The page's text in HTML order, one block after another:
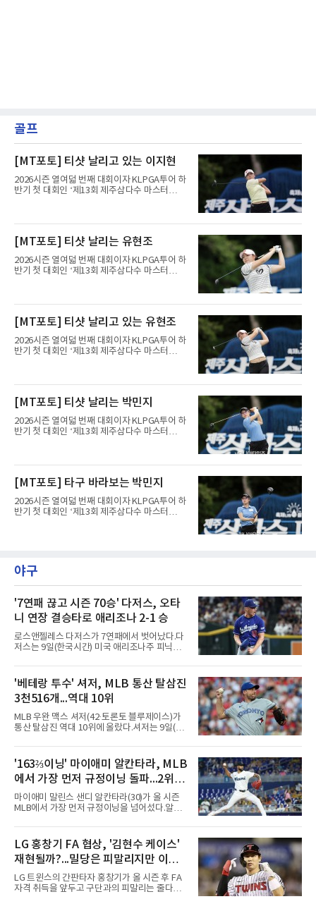
골프
[MT포토] 티샷 날리고 있는 이지현
2026시즌 열여덟 번째 대회이자 KLPGA투어 하
반기 첫 대회인 ‘제13회 제주삼다수 마스터
트(파72/6,767야드)에서 열리고 있다.9일 현재
최종라운드 경기가 펼쳐지고 있다.이지현이 1번
홀에서 경기하고 있다.
[MT포토] 티샷 날리는 유현조
2026시즌 열여덟 번째 대회이자 KLPGA투어 하
반기 첫 대회인 ‘제13회 제주삼다수 마스터
트(파72/6,767야드)에서 열리고 있다.9일 현재
최종라운드 경기가 펼쳐지고 있다.유현조가 1번
홀에서 경기하고 있다.
[MT포토] 티샷 날리고 있는 유현조
2026시즌 열여덟 번째 대회이자 KLPGA투어 하
반기 첫 대회인 ‘제13회 제주삼다수 마스터
트(파72/6,767야드)에서 열리고 있다.9일 현재
최종라운드 경기가 펼쳐지고 있다.유현조가 1번
홀에서 경기하고 있다.
[MT포토] 티샷 날리는 박민지
2026시즌 열여덟 번째 대회이자 KLPGA투어 하
반기 첫 대회인 ‘제13회 제주삼다수 마스터
트(파72/6,767야드)에서 열리고 있다.9일 현재
최종라운드 경기가 펼쳐지고 있다.박민지가 1번
홀에서 경기하고 있다.
[MT포토] 타구 바라보는 박민지
2026시즌 열여덟 번째 대회이자 KLPGA투어 하
반기 첫 대회인 ‘제13회 제주삼다수 마스터
홀에서 경기하고 있다.
야구
'7연패 끊고 시즌 70승' 다저스, 오타
니 연장 결승타로 애리조나 2-1 승
로스앤젤레스 다저스가 7연패에서 벗어났다.다
저스는 9일(한국시간) 미국 애리조나주 피닉스
아몬드백스전에서 2-1로 이겼다. 8회 카일 터커
의 솔로 홈런으로 앞섰으나 9회말 마무리 에드
윈 디아스가 헤랄도 페르도모와 코빈 캐럴에게
연속 3루타를 맞고 동점을 허용했다.수술과 재
활을 마치고 지난달 30일 복귀한 디아스는 전날
끝내기 역전 홈런에 이어 이틀 연속 무너졌다. 다
만 무사 3루를 실점 없이 넘겨 경기는 연장으로
이어가 1사 1, 3루에서 병살타를 유도했다.시즌
70승 47패가 된 다저스는 지구
'베테랑 투수' 셔저, MLB 통산 탈삼진
3천516개...역대 10위
MLB 우완 맥스 셔저(42·토론토 블루제이스)가
통산 탈삼진 역대 10위에 올랐다.셔저는 9일(한
서 열린 필라델피아 필리스와의 원정 경기에 선
발 등판해 5⅓이닝 4탈삼진을 기록, 통산 3천
516개를 쌓아 월터 존슨(3천515개)을 1개 차로
제쳤다.이 부문 1위는 놀런 라이언(5천714개)이
며 랜디 존슨(4천875개), 로저 클레먼스(4천672
개), 스티브 칼턴(4천136개)이 뒤를 잇는다.현역
중에서는 올 시즌 후 은퇴하는 통산 8위 저스틴
두 2위다. 올해 토론토와 1년 300만 달러에 재계
약한 그는 9위 게일로드 페리(3
'163⅔이닝' 마이애미 알칸타라, MLB
에서 가장 먼저 규정이닝 돌파...2위와
14이닝 차
마이애미 말린스 샌디 알칸타라(30)가 올 시즌
MLB에서 가장 먼저 규정이닝을 넘어섰다.알칸
크에서 열린 로스앤젤레스 에인절스전에 선발
등판해 7이닝 3피안타 무실점을 기록, 7-0 승리
를 이끌며 시즌 13승(6패)을 올렸다. 평균자책점
은 3.52로 떨어졌고, 3회를 마쳤을 때 통산 1천
226이닝을 기록해 리키 놀라스코의 구단 최다
이닝(1천225⅔이닝)을 경신했다.시즌 소화 이닝
은 163⅔이닝으로 규정이닝 162이닝을 통과했
LG 홍창기 FA 협상, '김현수 케이스'
재현될까?...밀당은 피말리지만 이적
가능성은 낮아
LG 트윈스의 간판타자 홍창기가 올 시즌 후 FA
자격 취득을 앞두고 구단과의 피말리는 줄다리